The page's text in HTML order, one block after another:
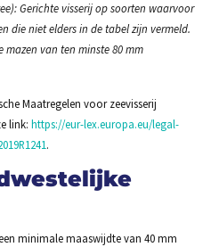
Gerichte visserij op soorten waarvoor
die niet elders in de tabel zijn vermeld.
mazen van ten minste 80 mm
Maatregelen voor zeevisserij
link: https://eur-lex.europa.eu/legal-
.
minimale maaswijdte van 40 mm